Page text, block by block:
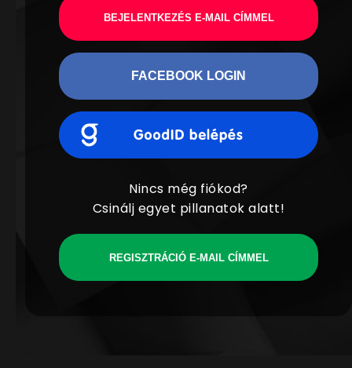
BEJELENTKEZÉS E-MAIL CÍMMEL
FACEBOOK LOGIN
Nincs még fiókod?
Csinálj egyet pillanatok alatt!
REGISZTRÁCIÓ E-MAIL CÍMMEL